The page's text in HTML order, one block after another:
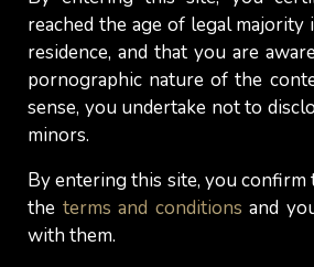
web! Nessuna agenzia seria
sito web.
Alcune agenzie di Escort in
costruite una solida
*Scegliete un'agenzia
informazioni sulle sue
reached the age of legal
residence, and that you are
pornographic nature of the
sense, you undertake not to
minors.
By entering this site, you confirm
the terms and conditions and
with them.